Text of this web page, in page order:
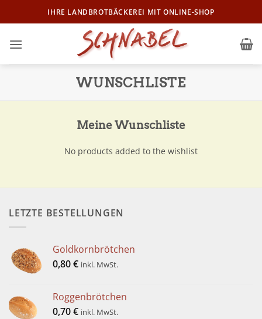
Inhalt
IHRE LANDBROTBÄCKEREI MIT ONLINE-SHOP
WUNSCHLISTE
Meine Wunschliste
No products added to the wishlist
LETZTE BESTELLUNGEN
Goldkornbrötchen
0,80€ inkl. MwSt.
Roggenbrötchen
0,70€ inkl. MwSt.